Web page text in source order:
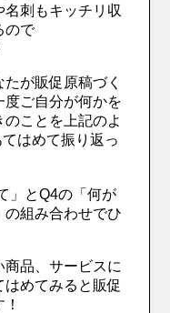
刺もキッチリ収
ので
が販促原稿づく
度ご自分が何かを
ことを上記のよ
はめて振り返っ
」とQ4の「何が
組み合わせでひ
品、サービスに
めてみると販促